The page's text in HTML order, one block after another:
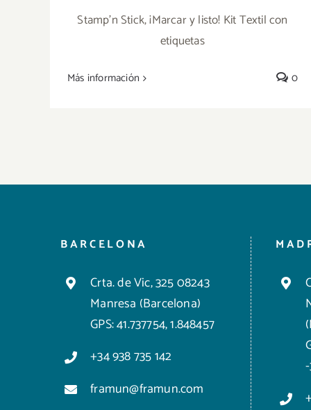
STAMP’N STICK
Stamp'n Stick, ¡Marcar y listo! Kit Textil con
etiquetas
Más información 0
BARCELONA
Crta. de Vic, 325 08243
Manresa (Barcelona)
GPS: 41.737754, 1.848457
+34 938 735 142
framun@framun.com